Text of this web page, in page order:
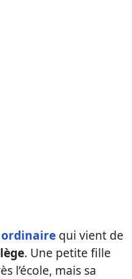
qui vient de
. Une petite fille
l’école, mais sa